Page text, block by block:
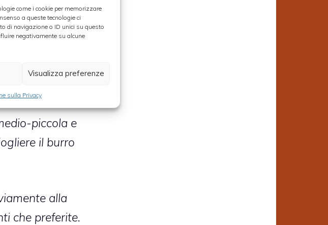
come i cookie per memorizzare
a queste tecnologie ci
di navigazione o ID unici su questo
negativamente su alcune
Visualizza preferenze
sulla Privacy
frittata
al forno,
piccola e
il burro
alla
che preferite.